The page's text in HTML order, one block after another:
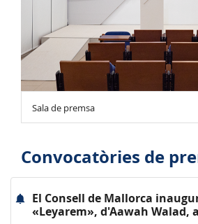
Sala de premsa
Convocatòries de
El Consell de Mallorca
«Leyarem», d'Aawah Walad,